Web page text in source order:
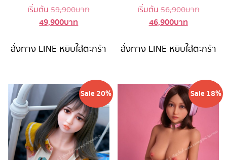
เริ่มต้น59,900บาทOriginal
59,900 บาท.
49,900บาท
is:
สั่งทาง LINE หยิบใส่ตะกร้า
เริ่มต้น56,900บาทOriginal
56,900
46,900บาทCurrent
is:
สั่งทาง LINE หยิบใส่ตะกร้า
Sale 20% Sale 18%